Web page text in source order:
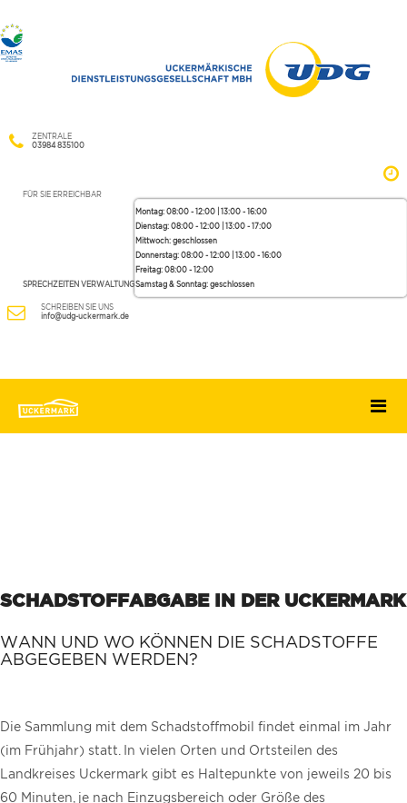
ZENTRALE
03984 835100
FÜR SIE ERREICHBAR
SPRECHZEITEN VERWALTUNG
Montag: 08:00 - 12:00 | 13:00 - 16:00
Dienstag: 08:00 - 12:00 | 13:00 - 17:00
Mittwoch: geschlossen
Donnerstag: 08:00 - 12:00 | 13:00 - 16:00
Freitag: 08:00 - 12:00
Samstag & Sonntag: geschlossen
SCHREIBEN SIE UNS
info@udg-uckermark.de
SCHADSTOFFABGABE IN DER UCKERMARK
WANN UND WO KÖNNEN DIE SCHADSTOFFE
ABGEGEBEN WERDEN?
Die Sammlung mit dem Schadstoffmobil findet einmal im Jahr
(im Frühjahr) statt. In vielen Orten und Ortsteilen des
Landkreises Uckermark gibt es Haltepunkte von jeweils 20 bis
60 Minuten, je nach Einzugsbereich oder Größe des